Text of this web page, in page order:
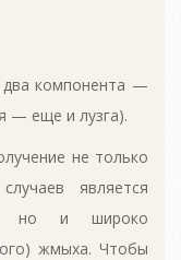
два компонента —
— еще и лузга).
не только
является
но и широко
жмыха. Чтобы